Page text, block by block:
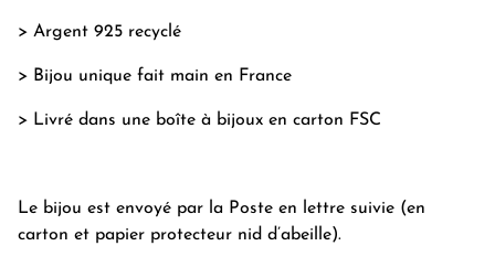
> Argent 925 recyclé
> Bijou unique fait main en France
> Livré dans une boîte à bijoux en carton FSC
Le bijou est envoyé par la Poste en lettre suivie (en
carton et papier protecteur nid d’abeille).